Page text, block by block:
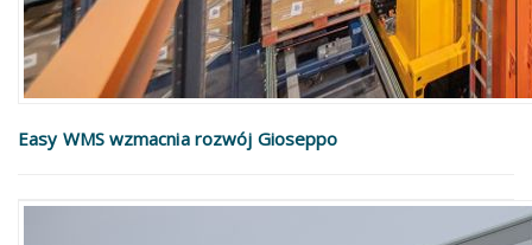
Easy WMS wzmacnia rozwój Gioseppo